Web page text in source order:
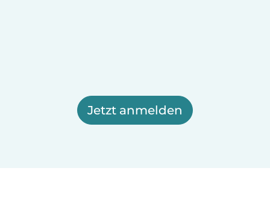
Jetzt anmelden